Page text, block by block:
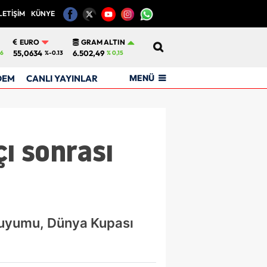
KÜNYE
EURO
55,0634 %-0.13
GRAM ALTIN
6.502,49 % 0,15
CANLI YAYINLAR MENÜ
sonrası
Dünya Kupası